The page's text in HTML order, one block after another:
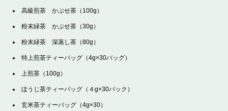
高級煎茶 かぶせ茶（100g）
粉末緑茶 かぶせ茶（30g）
粉末緑茶 深蒸し茶（80g）
特上煎茶ティーバッグ（4g×30バッグ）
上煎茶（100g）
ほうじ茶ティーバッグ（４g×30バック）
玄米茶ティーバッグ（4g×30）